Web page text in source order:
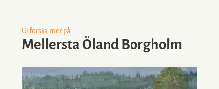
Utforska mer på
Mellersta Öland Borgholm